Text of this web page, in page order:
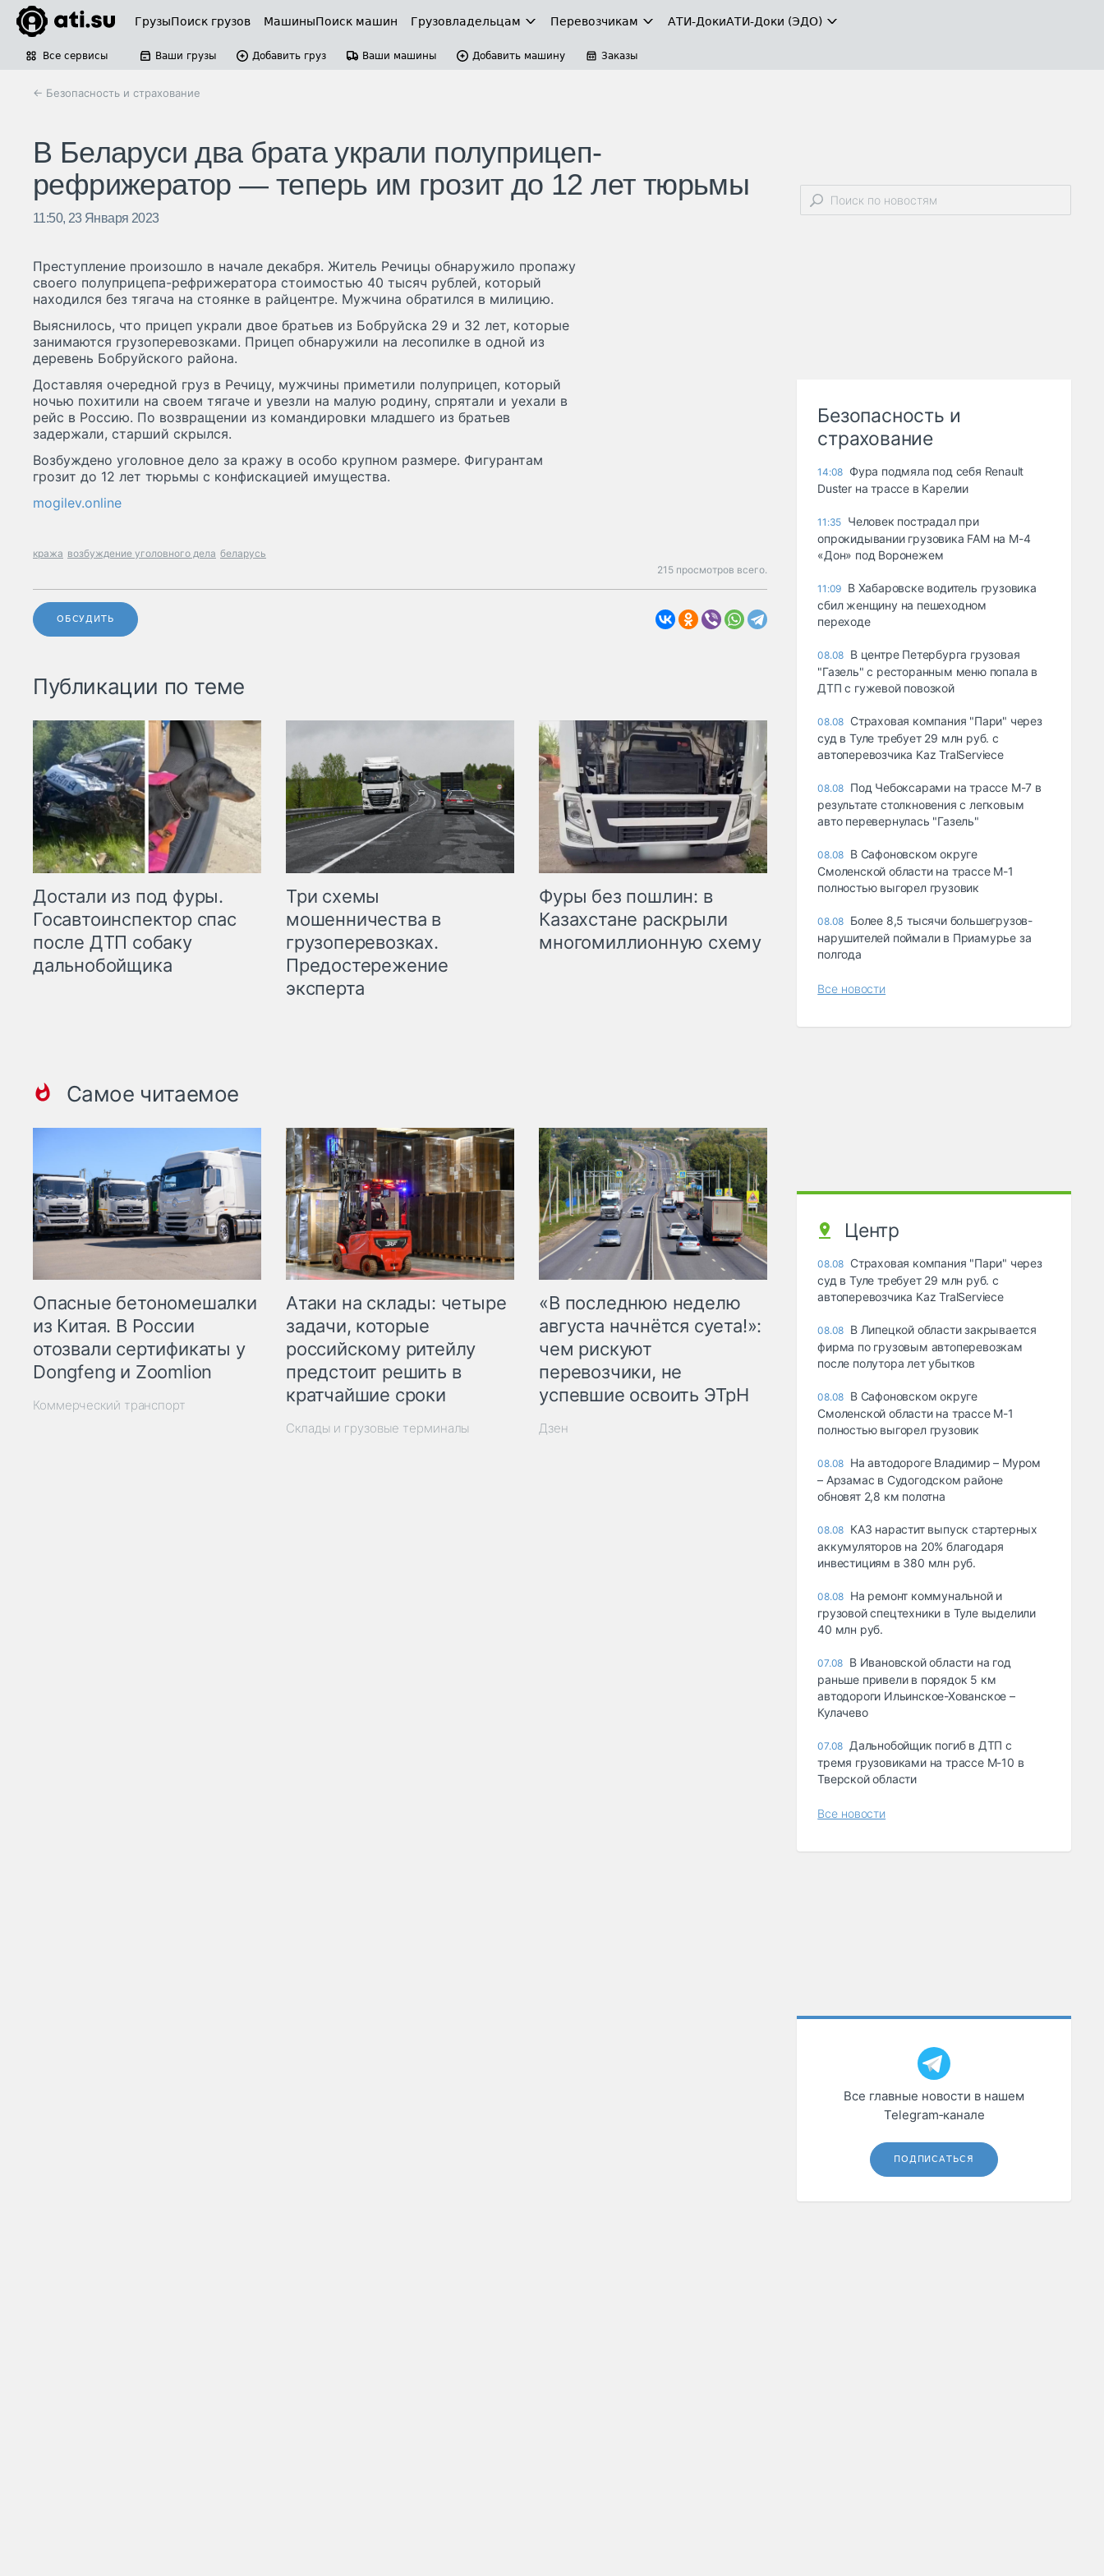
ГрузыПоиск грузов МашиныПоиск машин Грузовладельцам Перевозчикам АТИ-ДокиАТИ-Доки (ЭДО)
Все сервисы Ваши грузы Добавить груз Ваши машины Добавить машину Заказы
← Безопасность и страхование
В Беларуси два брата украли полуприцеп-
рефрижератор — теперь им грозит до 12 лет тюрьмы
11:50, 23 Января 2023
Преступление произошло в начале декабря. Житель Речицы обнаружило пропажу
своего полуприцепа-рефрижератора стоимостью 40 тысяч рублей, который
находился без тягача на стоянке в райцентре. Мужчина обратился в милицию.
Выяснилось, что прицеп украли двое братьев из Бобруйска 29 и 32 лет, которые
занимаются грузоперевозками. Прицеп обнаружили на лесопилке в одной из
деревень Бобруйского района.
Доставляя очередной груз в Речицу, мужчины приметили полуприцеп, который
ночью похитили на своем тягаче и увезли на малую родину, спрятали и уехали в
рейс в Россию. По возвращении из командировки младшего из братьев
задержали, старший скрылся.
Возбуждено уголовное дело за кражу в особо крупном размере. Фигурантам
грозит до 12 лет тюрьмы с конфискацией имущества.
mogilev.online
кража возбуждение уголовного дела беларусь
215 просмотров всего.
ОБСУДИТЬ
Публикации по теме
Достали из под фуры.
Госавтоинспектор спас
после ДТП собаку
дальнобойщика
Три схемы
мошенничества в
грузоперевозках.
Предостережение
эксперта
Фуры без пошлин: в
Казахстане раскрыли
многомиллионную схему
Самое читаемое
Опасные бетономешалки
из Китая. В России
отозвали сертификаты у
Dongfeng и Zoomlion
Коммерческий транспорт
Атаки на склады: четыре
задачи, которые
российскому ритейлу
предстоит решить в
кратчайшие сроки
Склады и грузовые терминалы
«В последнюю неделю
августа начнётся суета!»:
чем рискуют
перевозчики, не
успевшие освоить ЭТрН
Дзен
Безопасность и
страхование
14:08 Фура подмяла под себя Renault
Duster на трассе в Карелии
11:35 Человек пострадал при
опрокидывании грузовика FAM на М-4
«Дон» под Воронежем
11:09 В Хабаровске водитель грузовика
сбил женщину на пешеходном
переходе
08.08 В центре Петербурга грузовая
"Газель" с ресторанным меню попала в
ДТП с гужевой повозкой
08.08 Страховая компания "Пари" через
суд в Туле требует 29 млн руб. с
автоперевозчика Kaz TralServiece
08.08 Под Чебоксарами на трассе М-7 в
результате столкновения с легковым
авто перевернулась "Газель"
08.08 В Сафоновском округе
Смоленской области на трассе М-1
полностью выгорел грузовик
08.08 Более 8,5 тысячи большегрузов-
нарушителей поймали в Приамурье за
полгода
Все новости
Центр
08.08 Страховая компания "Пари" через
суд в Туле требует 29 млн руб. с
автоперевозчика Kaz TralServiece
08.08 В Липецкой области закрывается
фирма по грузовым автоперевозкам
после полутора лет убытков
08.08 В Сафоновском округе
Смоленской области на трассе М-1
полностью выгорел грузовик
08.08 На автодороге Владимир – Муром
– Арзамас в Судогодском районе
обновят 2,8 км полотна
08.08 КАЗ нарастит выпуск стартерных
аккумуляторов на 20% благодаря
инвестициям в 380 млн руб.
08.08 На ремонт коммунальной и
грузовой спецтехники в Туле выделили
40 млн руб.
07.08 В Ивановской области на год
раньше привели в порядок 5 км
автодороги Ильинское-Хованское –
Кулачево
07.08 Дальнобойщик погиб в ДТП с
тремя грузовиками на трассе М-10 в
Тверской области
Все новости
Все главные новости в нашем
Telegram‑канале
ПОДПИСАТЬСЯ